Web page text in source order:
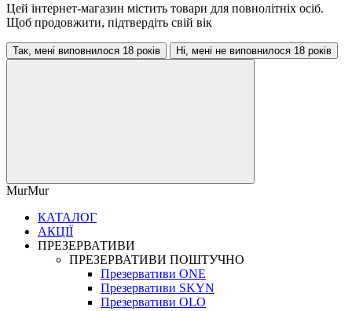
Цей інтернет-магазин містить товари для повнолітніх осіб.
Щоб продовжити, підтвердіть свій вік
Так, мені виповнилося 18 років Ні, мені не виповнилося 18 років
MurMur
КАТАЛОГ
АКЦІЇ
ПРЕЗЕРВАТИВИ
ПРЕЗЕРВАТИВИ ПОШТУЧНО
Презервативи ONE
Презервативи SKYN
Презервативи OLO